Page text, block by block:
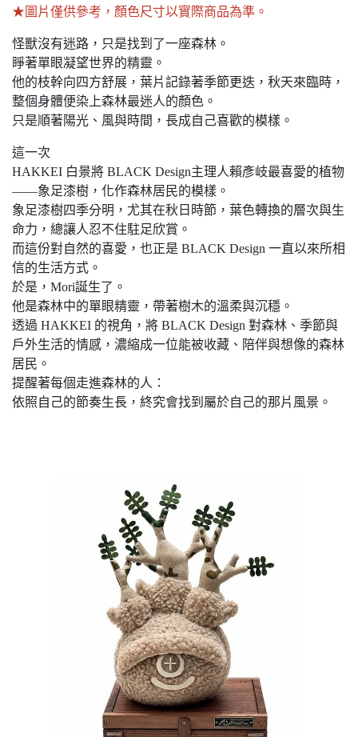
★圖片僅供參考，顏色尺寸以實際商品為準。
怪獸沒有迷路，只是找到了一座森林。
睜著單眼凝望世界的精靈。
他的枝幹向四方舒展，葉片記錄著季節更迭，秋天來臨時，
整個身體便染上森林最迷人的顏色。
只是順著陽光、風與時間，長成自己喜歡的模樣。
這一次
HAKKEI 白景將 BLACK Design主理人賴彥岐最喜愛的植物
——象足漆樹，化作森林居民的模樣。
象足漆樹四季分明，尤其在秋日時節，葉色轉換的層次與生
命力，總讓人忍不住駐足欣賞。
而這份對自然的喜愛，也正是 BLACK Design 一直以來所相
信的生活方式。
於是，Mori誕生了。
他是森林中的單眼精靈，帶著樹木的溫柔與沉穩。
透過 HAKKEI 的視角，將 BLACK Design 對森林、季節與
戶外生活的情感，濃縮成一位能被收藏、陪伴與想像的森林
居民。
提醒著每個走進森林的人：
依照自己的節奏生長，終究會找到屬於自己的那片風景。